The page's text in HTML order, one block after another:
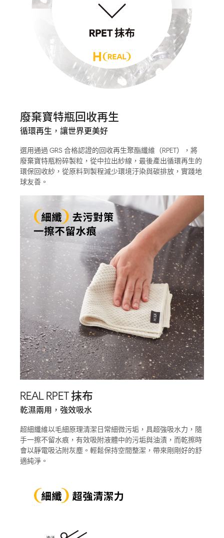
廢棄寶特瓶回收再生
循環再生，讓世界更美好
選用通過 GRS 合格認證的回收再生聚酯纖維（RPET），將
廢棄寶特瓶粉碎製粒，從中拉出紗線，最後產出循環再生的
環保回收紗，從原料到製程減少環境汙染與碳排放，實踐地
球友善。
REAL RPET 抹布
乾濕兩用，強效吸水
超細纖維以毛細原理清潔日常細微污垢，具超強吸水力，隨
手一擦不留水痕，有效吸附液體中的污垢與油漬，而乾擦時
會以靜電吸沾附灰塵。輕鬆保持空間整潔，帶來剛剛好的舒
適純淨。